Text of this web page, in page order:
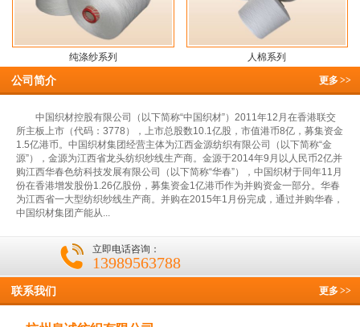
纯涤纱系列 人棉系列
更多>>
公司简介
中国织材控股有限公司（以下简称“中国织材”）2011年12月在香港联交
所主板上市（代码：3778），上市总股数10.1亿股，市值港币8亿，募集资金
1.5亿港币。中国织材集团经营主体为江西金源纺织有限公司（以下简称“金
源”），金源为江西省龙头纺织纱线生产商。金源于2014年9月以人民币2亿并
购江西华春色纺科技发展有限公司（以下简称“华春”），中国织材于同年11月
份在香港增发股份1.26亿股份，募集资金1亿港币作为并购资金一部分。华春
为江西省一大型纺织纱线生产商。并购在2015年1月份完成，通过并购华春，
中国织材集团产能从...
立即电话咨询：
13989563788
更多>>
联系我们